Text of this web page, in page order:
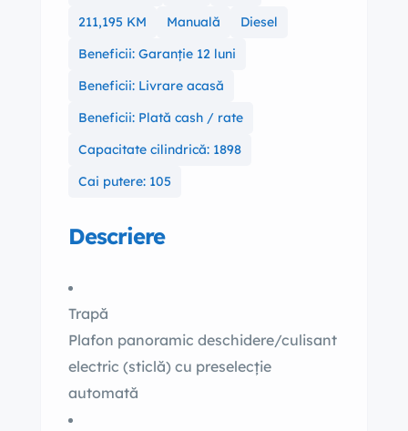
211,195 KM
Manuală
Diesel
Beneficii: Garanție 12 luni
Beneficii: Livrare acasă
Beneficii: Plată cash / rate
Capacitate cilindrică: 1898
Cai putere: 105
Descriere
Trapă
Plafon panoramic deschidere/culisant
electric (sticlă) cu preselecție
automată